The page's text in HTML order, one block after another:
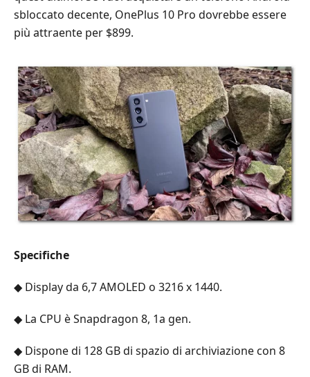
sbloccato decente, OnePlus 10 Pro dovrebbe essere
più attraente per $899.
Specifiche
◆ Display da 6,7 AMOLED o 3216 x 1440.
◆ La CPU è Snapdragon 8, 1a gen.
◆ Dispone di 128 GB di spazio di archiviazione con 8
GB di RAM.